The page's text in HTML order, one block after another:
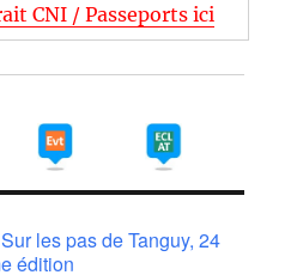
CNI / Passeports ici
Sur les pas de Tanguy, 24
édition